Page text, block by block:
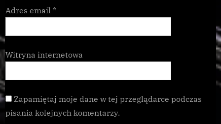
Adres email *
Witryna internetowa
Zapamiętaj moje dane w tej przeglądarce podczas
pisania kolejnych komentarzy.